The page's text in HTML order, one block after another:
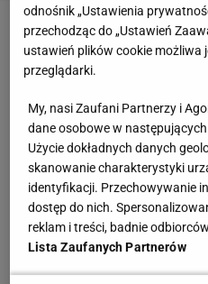
Zobacz wideoDaria
Idze Świątek? Ferszter:
Wielki powrót Carlosa
Garrosa!
- Mam wrażenie, że to
lepiej fizycznie i to on ma
punktów - mówił po
odnośnik „Ustawienia
przechodząc do „Ustawień
ustawień plików cookie możliwa
przeglądarki.
My, nasi Zaufani Partnerzy i
dane osobowe w
Użycie dokładnych danych
skanowanie charakterystyki
identyfikacji. Przechowywanie
dostęp do nich.
reklam i treści, badnie
Lista Zaufanych Partnerów